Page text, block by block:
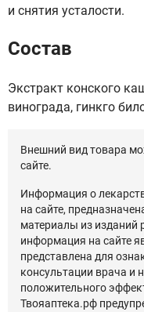
и снятия усталости.
Состав
Экстракт конского
винограда, гинкго
Внешний вид товара
сайте.
Информация о
на сайте,
материалы из изданий
информация на сайте
представлена для
консультации врача и
положительного
Твояаптека.рф